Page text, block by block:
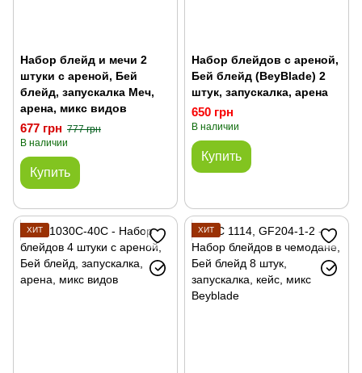
Набор блейд и мечи 2
штуки с ареной, Бей
блейд, запускалка Меч,
арена, микс видов
677 грн 777 грн
В наличии
Купить
Набор блейдов с ареной,
Бей блейд (BeyBlade) 2
штук, запускалка, арена
650 грн
В наличии
Купить
ХИТ ХИТ